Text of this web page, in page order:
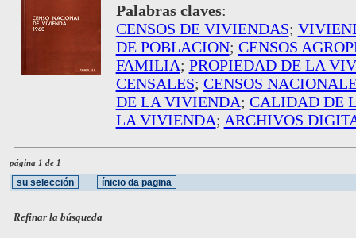
Palabras claves:
CENSOS DE VIVIENDAS;
DE POBLACION; CENSOS
FAMILIA; PROPIEDAD DE LA
CENSALES; CENSOS
DE LA VIVIENDA; CALIDAD DE
LA VIVIENDA; ARCHIVOS
página 1 de 1
Refinar la búsqueda